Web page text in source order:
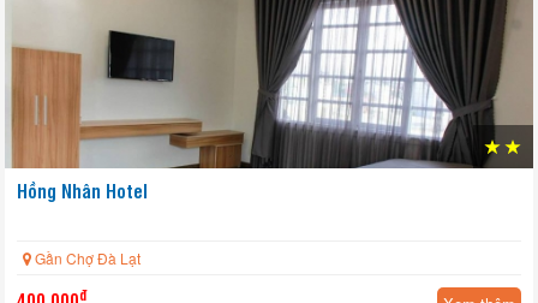
Hồng Nhân Hotel
Gần Chợ Đà Lạt
đ